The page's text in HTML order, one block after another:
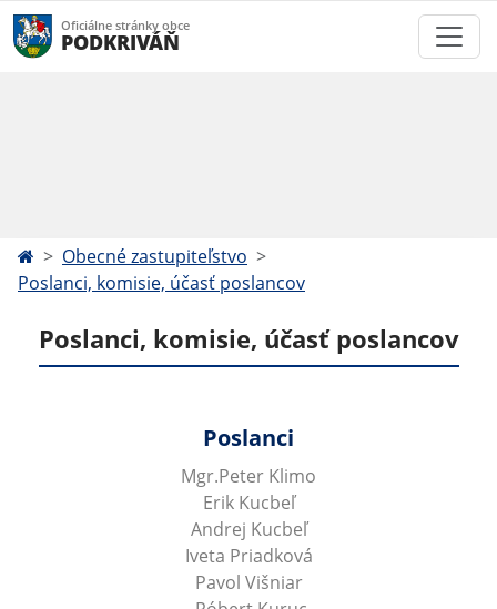
Oficiálne stránky obce
PODKRIVÁŇ
Obecné zastupiteľstvo
Poslanci, komisie, účasť poslancov
Poslanci, komisie, účasť poslancov
Poslanci
Mgr.Peter Klimo
Erik Kucbeľ
Andrej Kucbeľ
Iveta Priadková
Pavol Višniar